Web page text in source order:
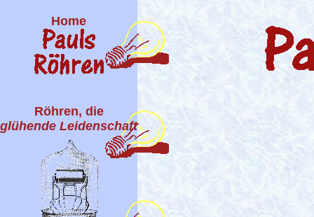
Home
Röhren, die
glühende Leidenschaft